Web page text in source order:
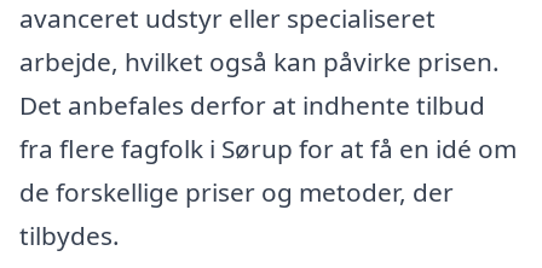
avanceret udstyr eller specialiseret
arbejde, hvilket også kan påvirke prisen.
Det anbefales derfor at indhente tilbud
fra flere fagfolk i Sørup for at få en idé om
de forskellige priser og metoder, der
tilbydes.